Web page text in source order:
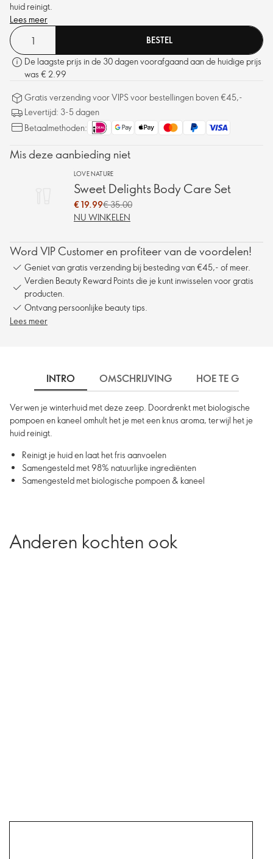
huid reinigt.
Lees meer
BESTEL
De laagste prijs in de 30 dagen voorafgaand aan de huidige prijs
was € 2.99
Gratis verzending voor VIPS voor bestellingen boven €45,-
Levertijd: 3-5 dagen
Betaalmethoden:
Mis deze aanbieding niet
LOVE NATURE
Sweet Delights Body Care Set
€ 19.99€ 35.00
NU WINKELEN
Word VIP Customer en profiteer van de voordelen!
Geniet van gratis verzending bij besteding van €45,- of meer.
Verdien Beauty Reward Points die je kunt inwisselen voor gratis
producten.
Ontvang persoonlijke beauty tips.
Lees meer
INTRO OMSCHRIJVING HOE TE
Verwen je winterhuid met deze zeep. Doordrenkt met biologische
pompoen en kaneel omhult het je met een knus aroma, terwijl het je
huid reinigt.
Reinigt je huid en laat het fris aanvoelen
Samengesteld met 98% natuurlijke ingrediënten
Samengesteld met biologische pompoen & kaneel
Anderen kochten ook